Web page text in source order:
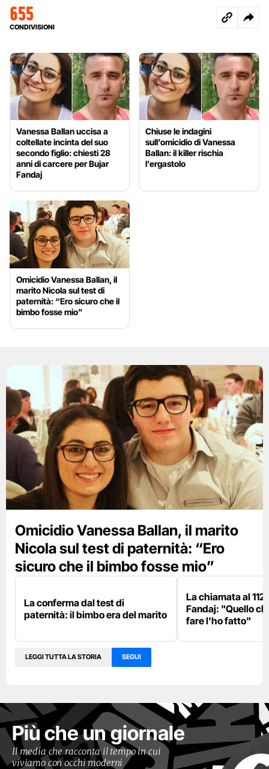
655
CONDIVISIONI
Vanessa Ballan uccisa a
coltellate incinta del suo
secondo figlio: chiesti 28
anni di carcere per Bujar
Fandaj
Chiuse le indagini
sull’omicidio di Vanessa
Ballan: il killer rischia
l’ergastolo
Omicidio Vanessa Ballan, il
marito Nicola sul test di
paternità: “Ero sicuro che il
bimbo fosse mio”
Omicidio Vanessa Ballan, il marito
Nicola sul test di paternità: “Ero
sicuro che il bimbo fosse mio”
La conferma dal test di
paternità: il bimbo era del marito
La chiamata al 112
Fandaj: "Quello
fare l'ho fatto"
LEGGI TUTTA LA STORIA SEGUI
Più che un giornale
Il media che racconta il tempo in cui
viviamo con occhi moderni